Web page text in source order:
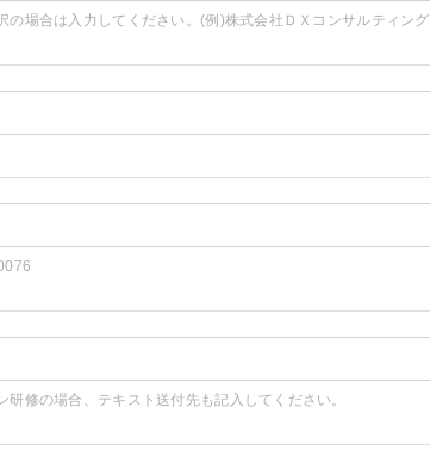
の場合は入力してください。(例)株式会社ＤＸコンサルティング
研修の場合、テキスト送付先も記入してください。